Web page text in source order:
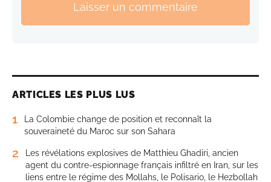
Laisser un commentaire
ARTICLES LES PLUS LUS
1
La Colombie change de position et reconnaît la
souveraineté du Maroc sur son Sahara
2
Les révélations explosives de Matthieu Ghadiri, ancien
agent du contre-espionnage français infiltré en Iran, sur les
liens entre le régime des Mollahs, le Polisario, le Hezbollah